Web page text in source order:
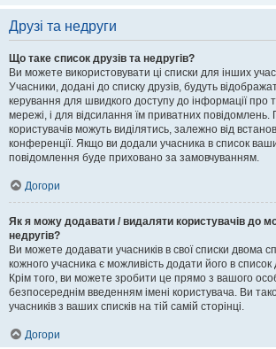
Друзі та недруги
Що таке список друзів та недругів?
Ви можете використовувати ці списки для інших
Учасники, додані до списку друзів, будуть
керування для швидкого доступу до інформації про
мережі, і для відсилання їм приватних повідомлень.
користувачів можуть виділятись, залежно від
конференції. Якщо ви додали учасника в список
повідомлення буде приховано за замовчуванням.
Догори
Як я можу додавати / видаляти користувачів до
недругів?
Ви можете додавати учасників в свої списки двома
кожного учасника є можливість додати його в список
Крім того, ви можете зробити це прямо з вашого
безпосереднім введенням імені користувача. Ви
учасників з ваших списків на тій самій сторінці.
Догори